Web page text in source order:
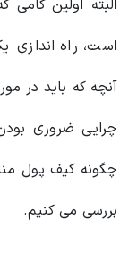
البته اولین
است، راه اندازی
آنچه که باید در
چرایی ضروری
چگونه کیف پول
بررسی می کنیم.